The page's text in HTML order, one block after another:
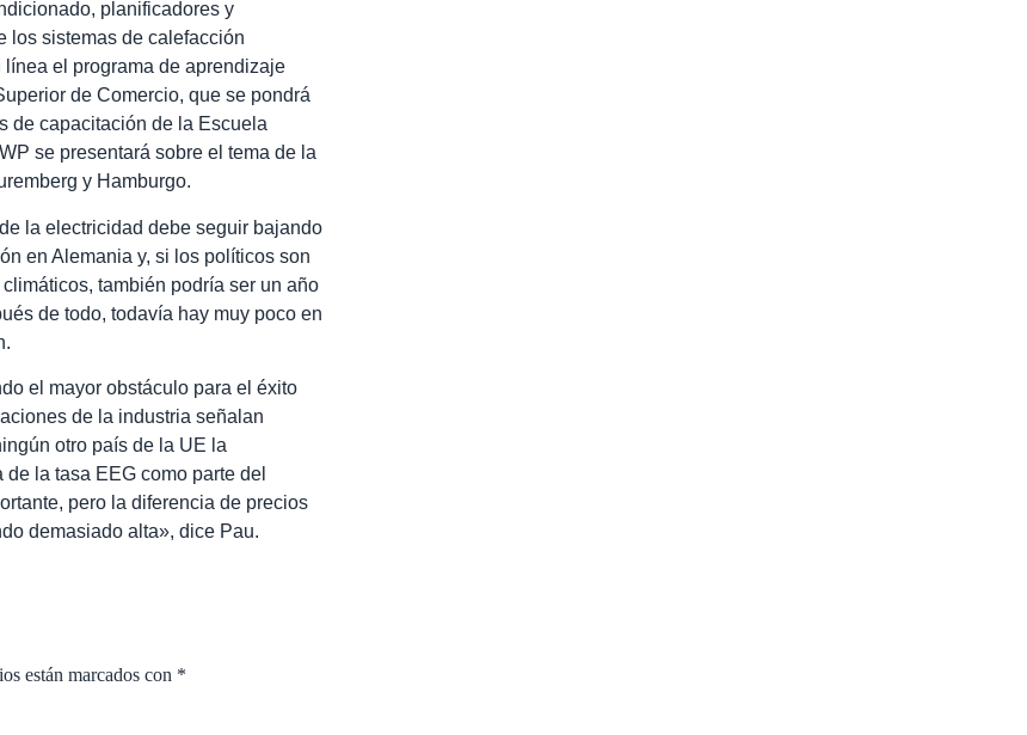
planificadores y
los sistemas de calefacción
el programa de aprendizaje
de Comercio, que se pondrá
de capacitación de la Escuela
se presentará sobre el tema de la
y Hamburgo.
la electricidad debe seguir bajando
en Alemania y, si los políticos son
también podría ser un año
de todo, todavía hay muy poco en
el mayor obstáculo para el éxito
de la industria señalan
otro país de la UE la
la tasa EEG como parte del
pero la diferencia de precios
demasiado alta», dice Pau.
están marcados con *